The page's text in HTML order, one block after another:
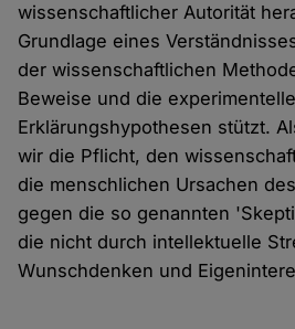
wissenschaftlicher Autorität
Grundlage eines
der wissenschaftlichen
Beweise und die
Erklärungshypothesen stützt.
wir die Pflicht, den
die menschlichen Ursachen
gegen die so genannten
die nicht durch intellektuelle
Wunschdenken und